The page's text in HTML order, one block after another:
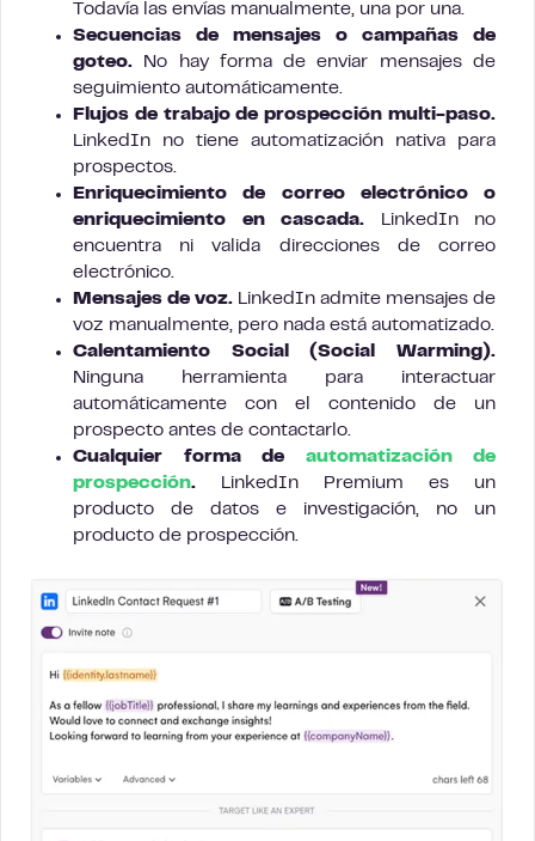
Todavía las envías manualmente, una por una.
Secuencias de mensajes o campañas de
goteo. No hay forma de enviar mensajes de
seguimiento automáticamente.
Flujos de trabajo de prospección multi-paso.
LinkedIn no tiene automatización nativa para
prospectos.
Enriquecimiento de correo electrónico o
enriquecimiento en cascada. LinkedIn no
encuentra ni valida direcciones de correo
electrónico.
Mensajes de voz. LinkedIn admite mensajes de
voz manualmente, pero nada está automatizado.
Calentamiento Social (Social Warming).
Ninguna herramienta para interactuar
automáticamente con el contenido de un
prospecto antes de contactarlo.
Cualquier forma de automatización de
prospección. LinkedIn Premium es un
producto de datos e investigación, no un
producto de prospección.